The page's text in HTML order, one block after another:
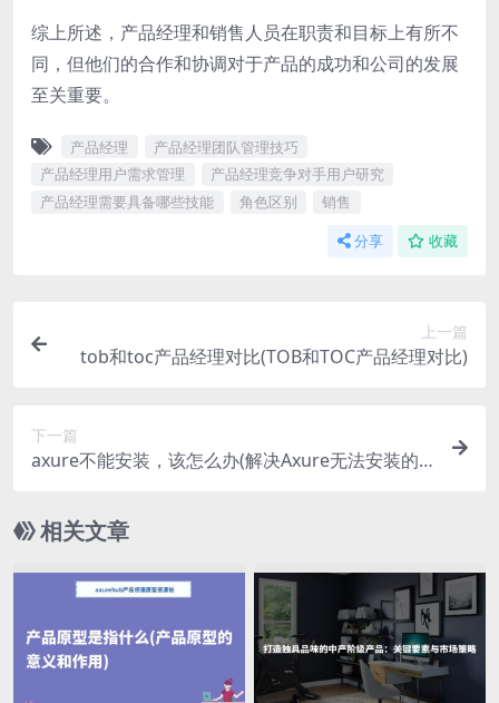
综上所述，产品经理和销售人员在职责和目标上有所不
同，但他们的合作和协调对于产品的成功和公司的发展
至关重要。
产品经理
产品经理团队管理技巧
产品经理用户需求管理
产品经理竞争对手用户研究
产品经理需要具备哪些技能
角色区别 销售
分享 收藏
上一篇
tob和toc产品经理对比(TOB和TOC产品经理对比)
下一篇
axure不能安装，该怎么办(解决Axure无法安装的
相关文章